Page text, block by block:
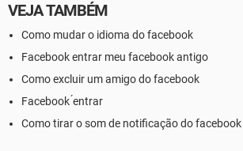
VEJA TAMBÉM
Como mudar o idioma do facebook
Facebook entrar meu facebook antigo
Como excluir um amigo do facebook
Facebook ́entrar
Como tirar o som de notificação do facebook